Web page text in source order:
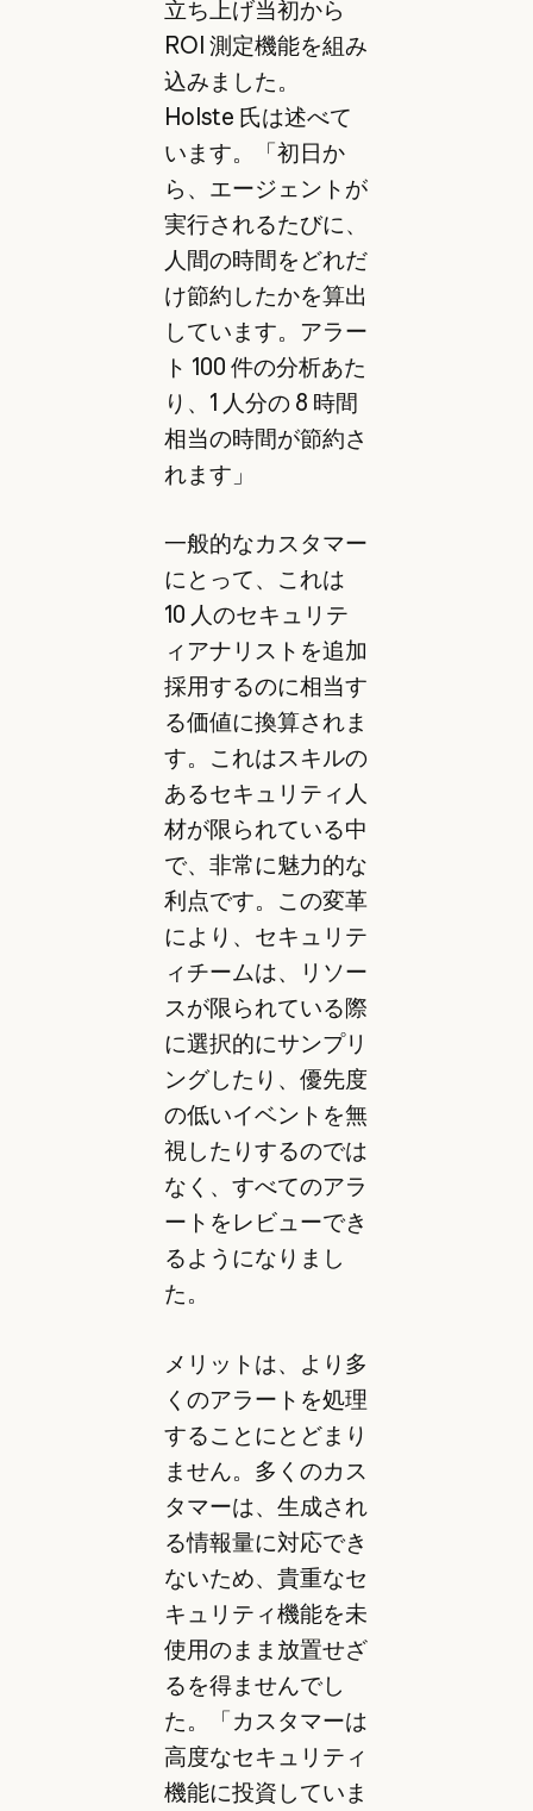
立ち上げ当初から
ROI 測定機能を組み
込みました。
Holste 氏は述べて
います。「初日か
ら、エージェントが
実行されるたびに、
人間の時間をどれだ
け節約したかを算出
しています。アラー
ト 100 件の分析あた
り、1 人分の 8 時間
相当の時間が節約さ
れます」
一般的なカスタマー
にとって、これは
10 人のセキュリテ
ィアナリストを追加
採用するのに相当す
る価値に換算されま
す。これはスキルの
あるセキュリティ人
材が限られている中
で、非常に魅力的な
利点です。この変革
により、セキュリテ
ィチームは、リソー
スが限られている際
に選択的にサンプリ
ングしたり、優先度
の低いイベントを無
視したりするのでは
なく、すべてのアラ
ートをレビューでき
るようになりまし
た。
メリットは、より多
くのアラートを処理
することにとどまり
ません。多くのカス
タマーは、生成され
る情報量に対応でき
ないため、貴重なセ
キュリティ機能を未
使用のまま放置せざ
るを得ませんでし
た。「カスタマーは
高度なセキュリティ
機能に投資していま